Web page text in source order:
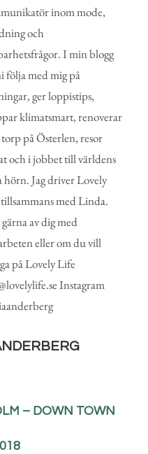
inom mode,
och
I min blogg
följa med mig på
ger loppistips,
klimatsmart, renoverar
på Österlen, resor
och i jobbet till världens
hörn. Jag driver Lovely
med Linda.
av dig med
eller om du vill
på Lovely Life
Instagram
– DOWN TOWN